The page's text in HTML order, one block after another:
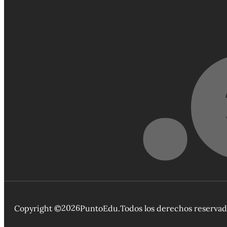
Copyright ©2026PuntoEdu.Todos los derechos